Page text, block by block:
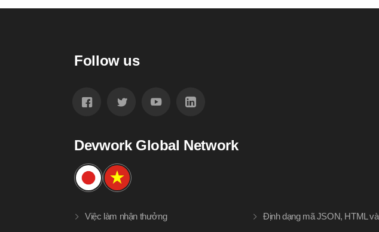
Follow us
Devwork Global Network
Việc làm nhận thưởng Định dạng mã JSON, HTML